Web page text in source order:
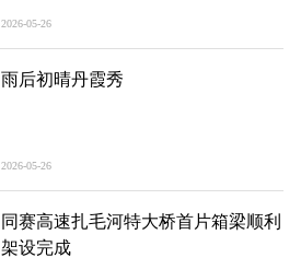
2026-05-26
雨后初晴丹霞秀
2026-05-26
同赛高速扎毛河特大桥首片箱梁顺利
架设完成